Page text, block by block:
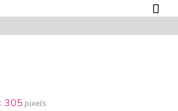

305 pixels